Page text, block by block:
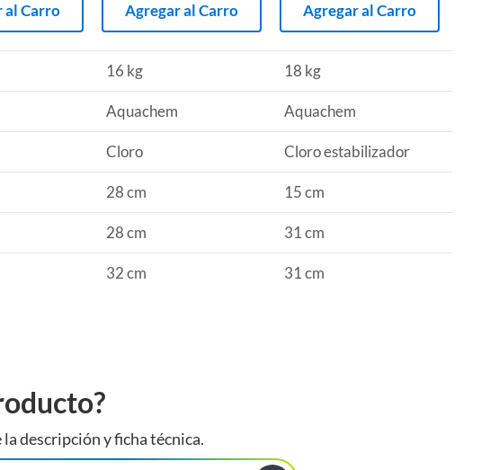
al Carro Agregar al Carro Agregar al Carro
16 kg 18 kg
Aquachem Aquachem
Cloro Cloro estabilizador
28 cm 15 cm
28 cm 31 cm
32 cm 31 cm
descripción y ficha técnica.